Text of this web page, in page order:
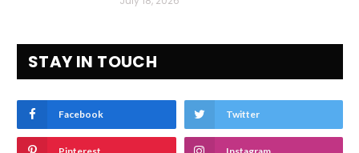
STAY IN TOUCH
Facebook Twitter